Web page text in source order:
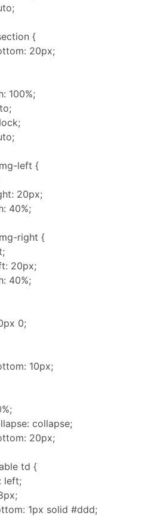
{
20px;
100%;
left {
20px;
40%;
right {
20px;
40%;
0;
10px;
collapse;
20px;
td {
left;
1px solid #ddd;